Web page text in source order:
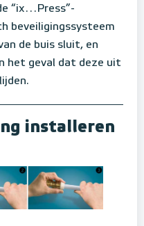
“ix…Press”-
beveiligingssysteem
de buis sluit, en
het geval dat deze uit
installeren